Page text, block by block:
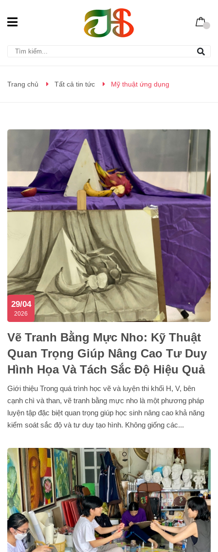
Trang chủ Tất cả tin tức Mỹ thuật ứng dụng
29/04
2026
Vẽ Tranh Bằng Mực Nho: Kỹ Thuật
Quan Trọng Giúp Nâng Cao Tư Duy
Hình Họa Và Tách Sắc Độ Hiệu Quả
Giới thiệu Trong quá trình học vẽ và luyện thi khối H, V, bên
cạnh chì và than, vẽ tranh bằng mực nho là một phương pháp
luyện tập đặc biệt quan trọng giúp học sinh nâng cao khả năng
kiểm soát sắc độ và tư duy tạo hình. Không giống các...